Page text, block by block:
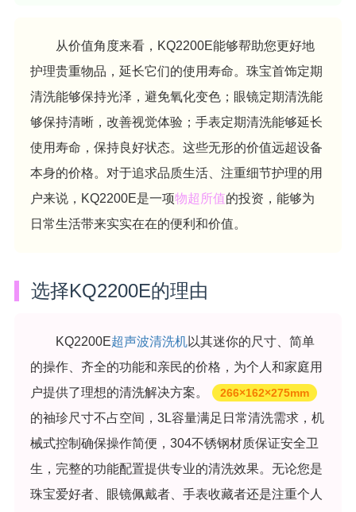
从价值角度来看，KQ2200E能够帮助您更好地
护理贵重物品，延长它们的使用寿命。珠宝首饰定期
清洗能够保持光泽，避免氧化变色；眼镜定期清洗能
够保持清晰，改善视觉体验；手表定期清洗能够延长
使用寿命，保持良好状态。这些无形的价值远超设备
本身的价格。对于追求品质生活、注重细节护理的用
户来说，KQ2200E是一项物超所值的投资，能够为
日常生活带来实实在在的便利和价值。
选择KQ2200E的理由
KQ2200E超声波清洗机以其迷你的尺寸、简单
的操作、齐全的功能和亲民的价格，为个人和家庭用
户提供了理想的清洗解决方案。
266×162×275mm
的袖珍尺寸不占空间，3L容量满足日常清洗需求，机
械式控制确保操作简便，304不锈钢材质保证安全卫
生，完整的功能配置提供专业的清洗效果。无论您是
珠宝爱好者、眼镜佩戴者、手表收藏者还是注重个人